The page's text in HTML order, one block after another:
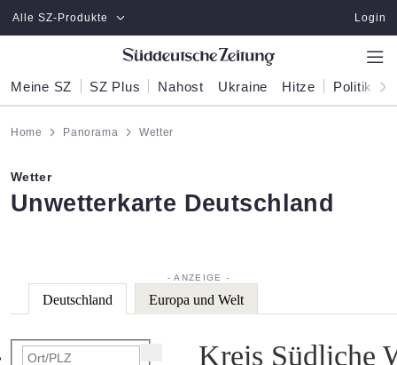
Zum Hauptinhalt springen
Alle SZ-Produkte Login
Meine SZ SZ Plus Nahost Ukraine Hitze Politik
Home Panorama Wetter
Wetter
:
Unwetterkarte Deutschland
Deutschland Europa und Welt
Kreis Südliche